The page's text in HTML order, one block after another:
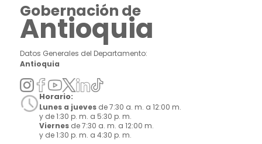
Gobernación de
Antioquia
Datos Generales del Departamento:
Antioquia
Horario:
Lunes a jueves de 7:30 a. m. a 12:00 m.
y de 1:30 p. m. a 5:30 p. m.
Viernes de 7:30 a. m. a 12:00 m.
y de 1:30 p. m. a 4:30 p. m.